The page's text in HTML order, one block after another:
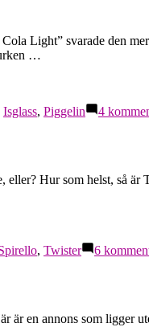
Light” svarade den
…
Isglass, Piggelin 4
Hur som helst, så
, Twister 6
en annons som ligger